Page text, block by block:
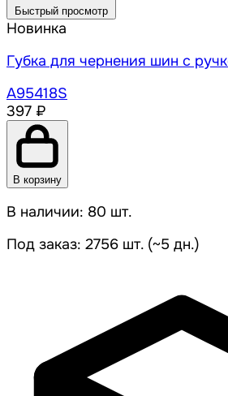
Быстрый просмотр
Новинка
Губка для чернения шин с
A95418S
397 ₽
В корзину
В наличии: 80 шт.
Под заказ: 2756 шт. (~5 дн.)